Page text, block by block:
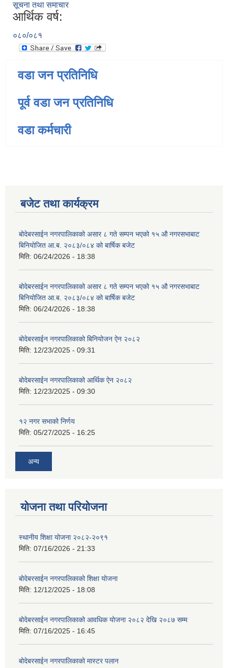
सूचना तथा समाचार
आर्थिक वर्ष:
०८०/०८१
वडा जन प्रतिनिधि
पूर्व वडा जन प्रतिनिधि
वडा कर्मचारी
बजेट तथा कार्यक्रम
बोदेबरसाईन नगरपालिकाको असार ८ गते सम्पन भएको १५ ‍‍‍औ नगरसभाबाट
बिनियोजित आ.ब. २०८३/०८४ को बार्षिक बजेट
मिति: 06/24/2026 - 18:38
बोदेबरसाईन नगरपालिकाको असार ८ गते सम्पन भएको १५ ‍‍‍औ नगरसभाबाट
बिनियोजित आ.ब. २०८३/०८४ को बार्षिक बजेट
मिति: 06/24/2026 - 18:38
बोदेबरसाईन नगरपालिकाको बिनियोजन ऐन २०८२
मिति: 12/23/2025 - 09:31
बोदेबरसाईन नगरपालिकाको आर्थिक ऐन २०८२
मिति: 12/23/2025 - 09:30
१२ नगर सभाको निर्णय
मिति: 05/27/2025 - 16:25
अन्य
योजना तथा परियोजना
स्थानीय शिक्षा योजना २०८२-२०९१
मिति: 07/16/2026 - 21:33
बोदेबरसाईन नगरपालिकाको शिक्षा योजना
मिति: 12/12/2025 - 18:08
बोदेबरसाईन नगरपालिकाको आवधिक योजना २०८२ देखि २०८७ सम्म
मिति: 07/16/2025 - 16:45
बोदेबरसाईन नगरपालिकाको मास्टर पलान